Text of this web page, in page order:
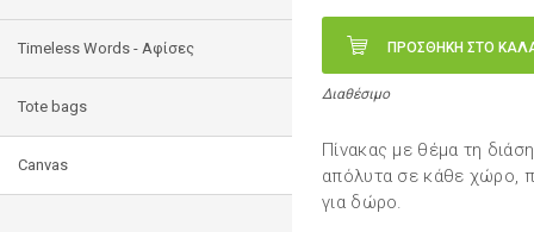
Timeless Words - Aφίσες
Tote bags
Canvas
ΠΡΟΣΘΗΚΗ ΣΤΟ
Διαθέσιμο
Πίνακας με θέμα τη
απόλυτα σε κάθε χώρο,
για δώρο.